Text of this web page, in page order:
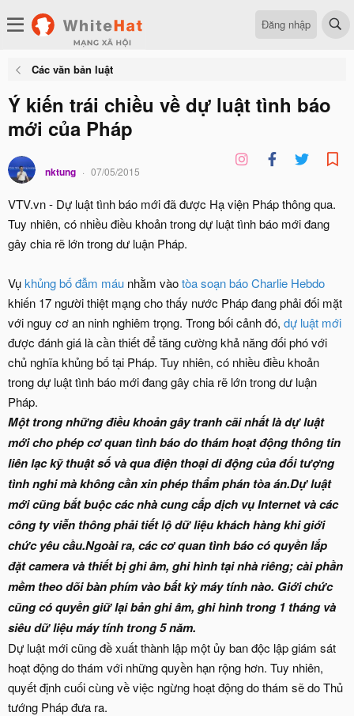
Đăng nhập
Các văn bản luật
Ý kiến trái chiều về dự luật tình báo
mới của Pháp
nktung 07/05/2015
VTV.vn - Dự luật tình báo mới đã được Hạ viện Pháp thông qua.
Tuy nhiên, có nhiều điều khoản trong dự luật tình báo mới đang
gây chia rẽ lớn trong dư luận Pháp.
Vụkhủng bố đẫm máu nhằm vàotòa soạn báo Charlie Hebdo
khiến 17 người thiệt mạng cho thấy nước Pháp đang phải đối mặt
với nguy cơ an ninh nghiêm trọng. Trong bối cảnh đó, dự luật mới
được đánh giá là cần thiết để tăng cường khả năng đối phó với
chủ nghĩa khủng bố tại Pháp. Tuy nhiên, có nhiều điều khoản
trong dự luật tình báo mới đang gây chia rẽ lớn trong dư luận
Pháp.
Một trong những điều khoản gây tranh cãi nhất là dự luật
mới cho phép cơ quan tình báo do thám hoạt động thông tin
liên lạc kỹ thuật số và qua điện thoại di động của đối tượng
tình nghi mà không cần xin phép thẩm phán tòa án.Dự luật
mới cũng bắt buộc các nhà cung cấp dịch vụ Internet và các
công ty viễn thông phải tiết lộ dữ liệu khách hàng khi giới
chức yêu cầu.Ngoài ra, các cơ quan tình báo có quyền lắp
đặt camera và thiết bị ghi âm, ghi hình tại nhà riêng; cài phần
mềm theo dõi bàn phím vào bất kỳ máy tính nào. Giới chức
cũng có quyền giữ lại bản ghi âm, ghi hình trong 1 tháng và
siêu dữ liệu máy tính trong 5 năm.
Dự luật mới cũng đề xuất thành lập một ủy ban độc lập giám sát
hoạt động do thám với những quyền hạn rộng hơn. Tuy nhiên,
quyết định cuối cùng về việc ngừng hoạt động do thám sẽ do Thủ
tướng Pháp đưa ra.